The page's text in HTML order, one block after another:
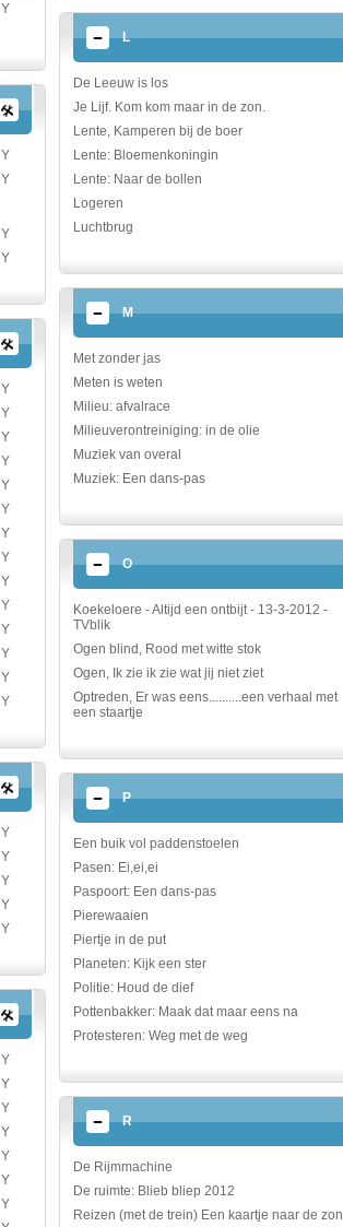
Y
Y
Y
Y
Y
Y
Y
Y
Y
Y
Y
Y
Y
Y
Y
Y
Y
Y
Y
Y
Y
Y
Y
Y
Y
Y
Y
Y
Y
Y
Y
L
De Leeuw is los
Je Lijf. Kom kom maar in de zon.
Lente, Kamperen bij de boer
Lente: Bloemenkoningin
Lente: Naar de bollen
Logeren
Luchtbrug
M
Met zonder jas
Meten is weten
Milieu: afvalrace
Milieuverontreiniging: in de olie
Muziek van overal
Muziek: Een dans-pas
O
Koekeloere - Altijd een ontbijt - 13-3-2012 -
TVblik
Ogen blind, Rood met witte stok
Ogen, Ik zie ik zie wat jij niet ziet
Optreden, Er was eens..........een verhaal met
een staartje
P
Een buik vol paddenstoelen
Pasen: Ei,ei,ei
Paspoort: Een dans-pas
Pierewaaien
Piertje in de put
Planeten: Kijk een ster
Politie: Houd de dief
Pottenbakker: Maak dat maar eens na
Protesteren: Weg met de weg
R
De Rijmmachine
De ruimte: Blieb bliep 2012
Reizen (met de trein) Een kaartje naar de zon